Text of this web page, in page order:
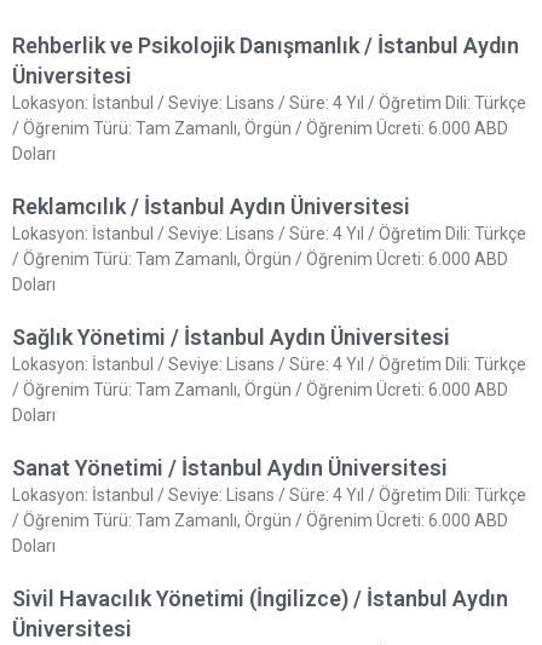
Rehberlik ve Psikolojik Danışmanlık / İstanbul Aydın
Üniversitesi
Lokasyon: İstanbul / Seviye: Lisans / Süre: 4 Yıl / Öğretim Dili: Türkçe
/ Öğrenim Türü: Tam Zamanlı, Örgün / Öğrenim Ücreti: 6.000 ABD
Doları
Reklamcılık / İstanbul Aydın Üniversitesi
Lokasyon: İstanbul / Seviye: Lisans / Süre: 4 Yıl / Öğretim Dili: Türkçe
/ Öğrenim Türü: Tam Zamanlı, Örgün / Öğrenim Ücreti: 6.000 ABD
Doları
Sağlık Yönetimi / İstanbul Aydın Üniversitesi
Lokasyon: İstanbul / Seviye: Lisans / Süre: 4 Yıl / Öğretim Dili: Türkçe
/ Öğrenim Türü: Tam Zamanlı, Örgün / Öğrenim Ücreti: 6.000 ABD
Doları
Sanat Yönetimi / İstanbul Aydın Üniversitesi
Lokasyon: İstanbul / Seviye: Lisans / Süre: 4 Yıl / Öğretim Dili: Türkçe
/ Öğrenim Türü: Tam Zamanlı, Örgün / Öğrenim Ücreti: 6.000 ABD
Doları
Sivil Havacılık Yönetimi (İngilizce) / İstanbul Aydın
Üniversitesi